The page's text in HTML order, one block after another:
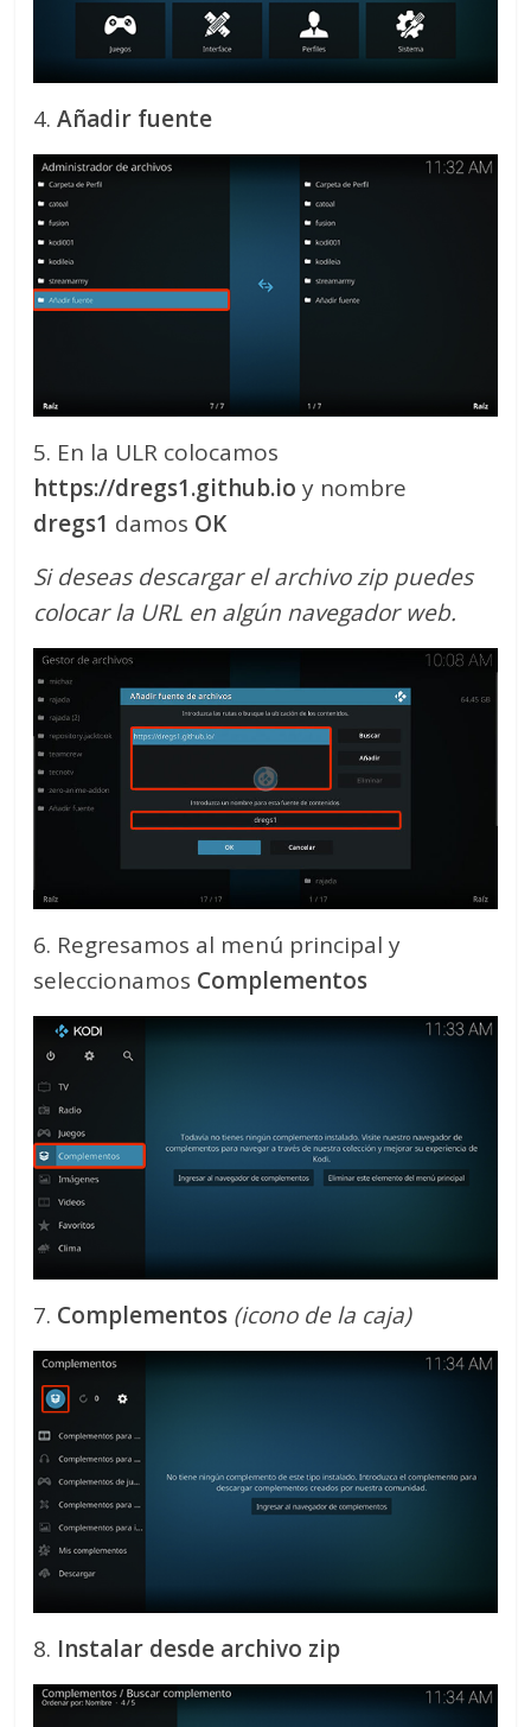
4.Añadir fuente
5. En la ULR colocamos
https://dregs1.github.io y nombre
dregs1 damos OK
Si deseas descargar el archivo zip puedes
colocar la URL en algún navegador web.
6. Regresamos al menú principal y
seleccionamos Complementos
7. Complementos (icono de la caja)
8. Instalar desde archivo zip